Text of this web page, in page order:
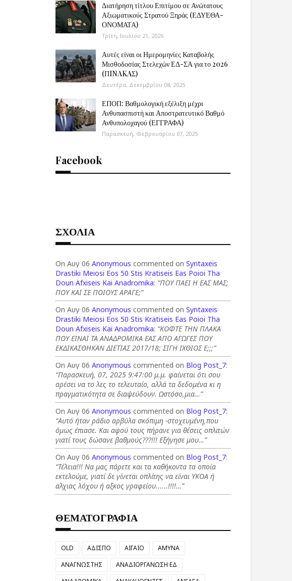
Διατήρηση τίτλου Επιτίμου σε Ανώτατους
Αξιωματικούς Στρατού Ξηράς (ΕΔΥΕΘΑ-
ΟΝΟΜΑΤΑ)
Τρίτη, Ιουλίου 21, 2026
Αυτές είναι οι Ημερομηνίες Καταβολής
Μισθοδοσίας Στελεχών ΕΔ-ΣΑ για το 2026
(ΠINAKAΣ)
Δευτέρα, Δεκεμβρίου 08, 2025
ΕΠΟΠ: Βαθμολογική εξέλιξη μέχρι
Ανθυπασπιστή και Αποστρατευτικό Βαθμό
Ανθυπολοχαγού (ΕΓΓΡΑΦΑ)
Παρασκευή, Φεβρουαρίου 07, 2025
Facebook
ΣΧΟΛΙΑ
On Αυγ 06Anonymous commented onSyntaxeis
Drastiki Meiosi Eos 50 Stis Kratiseis Eas Poioi Tha
Doun Afxiseis Kai Anadromika: “ΠΟΥ ΠΑΕΙ Η ΕΑΣ ΜΑΣ;
ΠΟΥ ΚΑΙ ΣΕ ΠΟΙΟΥΣ ΑΡΑΓΕ;”
On Αυγ 06Anonymous commented onSyntaxeis
Drastiki Meiosi Eos 50 Stis Kratiseis Eas Poioi Tha
Doun Afxiseis Kai Anadromika: “ΚΟΦΤΕ ΤΗΝ ΠΛΑΚΑ
ΠΟΥ ΕΙΝΑΙ ΤΑ ΑΝΑΔΡΟΜΙΚΑ ΕΑΣ ΑΠΟ ΑΓΩΓΕΣ ΠΟΥ
ΕΚΔΙΚΑΣΘΗΚΑΝ ΔΙΕΤΙΑΣ 2017/18; ΣΙΓΗ ΙΧΘΙΟΣ Ε;;;”
On Αυγ 06Anonymous commented on Blog Post_7:
“Παρασκευή, 07, 2025 9:47:00 μ.μ. φαίνεται ότι σου
αρέσει να το λες το τελευταίο, αλλά τα δεδομένα κι η
πραγματικότητα σε διαψεύδουν. Ωστόσο,μια…”
On Αυγ 06Anonymous commented on Blog Post_7:
“Αυτό ήταν ράδιο αρβύλα σκόπιμη -στοχευμένη,που
όμως έπιασε. Και αφού τους πήρανε για θέσεις οπλιτών
γιατί τους δώσανε βαθμούς???!!! Εξήγησε μου…”
On Αυγ 06Anonymous commented on Blog Post_7:
“Τέλεια!!! Να μας πάρετε και τα καθήκοντα τα οποία
εκτελούμε, γιατί δε γίνεται οπλίτης να είναι ΥΚΟΑ ή
αλχιας λόχου ή αξκος γραφείου......!!!!…”
ΘΕΜΑΤΟΓΡΑΦΙΑ
OLD ΑΔΙΣΠΟ ΑΙΓΑΙΟ
ΑΜΥΝΑ
ΑΝΑΓΝΩΣΤΗΣ
ΑΝΑΔΙΟΡΓΑΝΩΣΗ ΕΔ